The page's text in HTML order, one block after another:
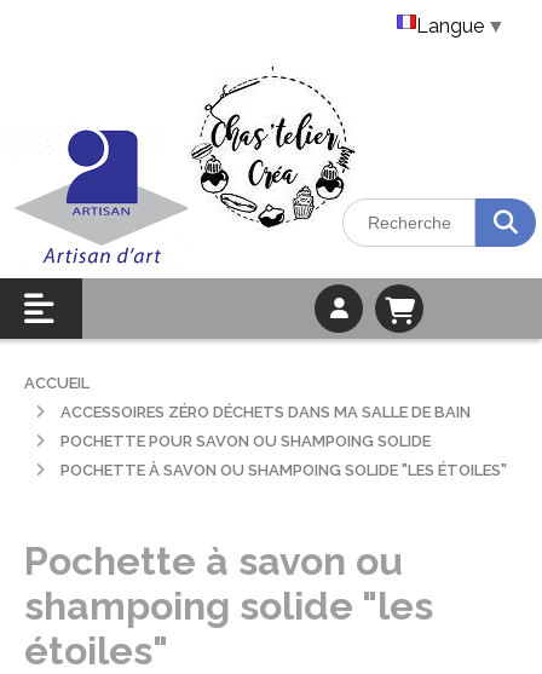
ACCUEIL
ACCESSOIRES ZÉRO DÉCHETS DANS MA SALLE DE BAIN
POCHETTE POUR SAVON OU SHAMPOING SOLIDE
POCHETTE À SAVON OU SHAMPOING SOLIDE "LES ÉTOILES"
Pochette à savon ou
shampoing solide "les
étoiles"
Langue ▼